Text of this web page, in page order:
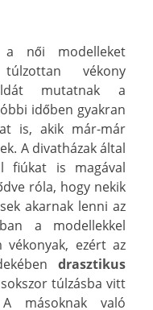
a női modelleket
vékony
mutatnak a
időben gyakran
is, akik már-már
A divatházak által
fiúkat is magával
róla, hogy nekik
akarnak lenni az
a modellekkel
vékonyak, ezért az
drasztikus
túlzásba vitt
A másoknak való